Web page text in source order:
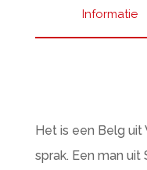
Informatie
Het is een Belg uit
sprak. Een man uit